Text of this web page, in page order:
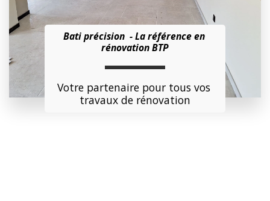
Bati précision  - La référence en
rénovation BTP
Votre partenaire pour tous vos
travaux de rénovation